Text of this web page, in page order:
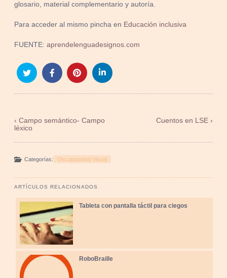
glosario, material complementario y autoría.
Para acceder al mismo pincha en Educación inclusiva
FUENTE:aprendelenguadesignos.com
‹Campo semántico- Campo
léxico
Cuentos en LSE›
Categorías: Discapacidad Visual
ARTÍCULOS RELACIONADOS
Tableta con pantalla táctil para ciegos
RoboBraille